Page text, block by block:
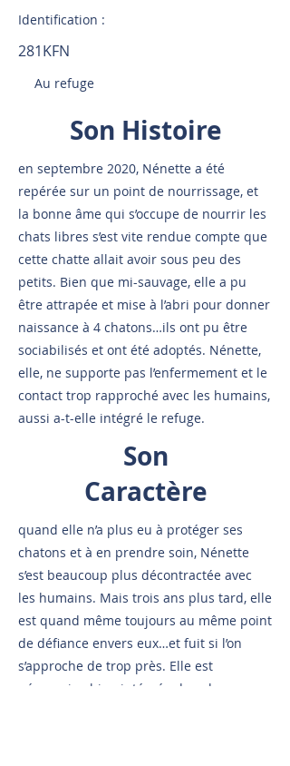
Identification :
281KFN
Au refuge
Son Histoire
en septembre 2020, Nénette a été
repérée sur un point de nourrissage, et
la bonne âme qui s’occupe de nourrir les
chats libres s’est vite rendue compte que
cette chatte allait avoir sous peu des
petits. Bien que mi-sauvage, elle a pu
être attrapée et mise à l’abri pour donner
naissance à 4 chatons…ils ont pu être
sociabilisés et ont été adoptés. Nénette,
elle, ne supporte pas l’enfermement et le
contact trop rapproché avec les humains,
aussi a-t-elle intégré le refuge.
Son
Caractère
quand elle n’a plus eu à protéger ses
chatons et à en prendre soin, Nénette
s’est beaucoup plus décontractée avec
les humains. Mais trois ans plus tard, elle
est quand même toujours au même point
de défiance envers eux…et fuit si l’on
s’approche de trop près. Elle est
néanmoins bien intégrée dans la